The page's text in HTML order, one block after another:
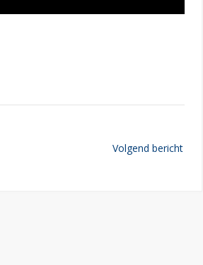
Volgend bericht